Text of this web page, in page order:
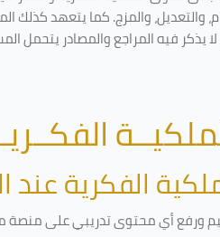
والمزج. كما يتعهد كذلك
يذكر فيه المراجع والمصادر يتحمل
الفكرية عند
أي محتوى تدريبي على منصة